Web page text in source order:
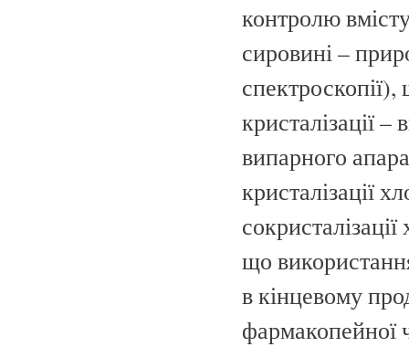
контролю
сировині –
кристалізації
випарного
кристалізації
що
в кінцевому
фармакопейної